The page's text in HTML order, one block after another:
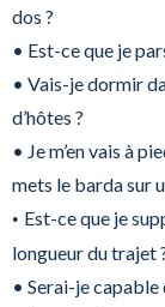
dos ?
• Est-ce que je
• Vais-je dormir
d’hôtes ?
• Je m’en vais à
mets le barda sur
• Est-ce que je
longueur du trajet
• Serai-je capable